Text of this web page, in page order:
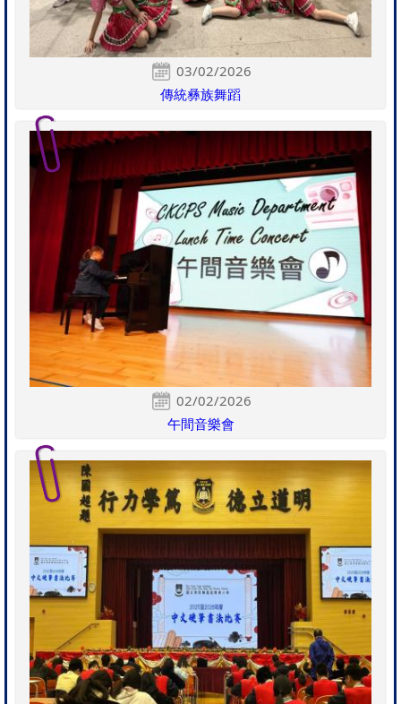
03/02/2026
傳統彝族舞蹈
02/02/2026
午間音樂會